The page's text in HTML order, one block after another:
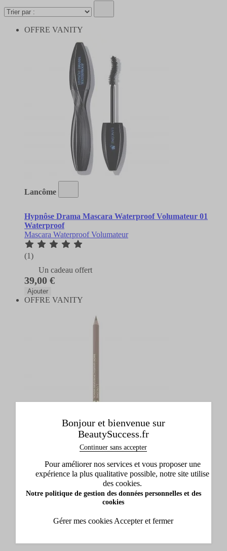
OFFRE VANITY
Lancôme
Hypnôse Drama Mascara Waterproof Volumateur 01
Waterproof
Mascara Waterproof Volumateur
(1)
Un cadeau offert
39,00 €
Ajouter
OFFRE VANITY
Lancôme
Brôw Shaping Powdery Pencil Crayon Sourcils
Crayon Sourcils
Bonjour et bienvenue sur
BeautySuccess.fr
Continuer sans accepter
Pour améliorer nos services et vous proposer une
expérience la plus qualitative possible, notre site utilise
des cookies.
Notre politique de gestion des données personnelles et des
cookies
Gérer mes cookies Accepter et fermer